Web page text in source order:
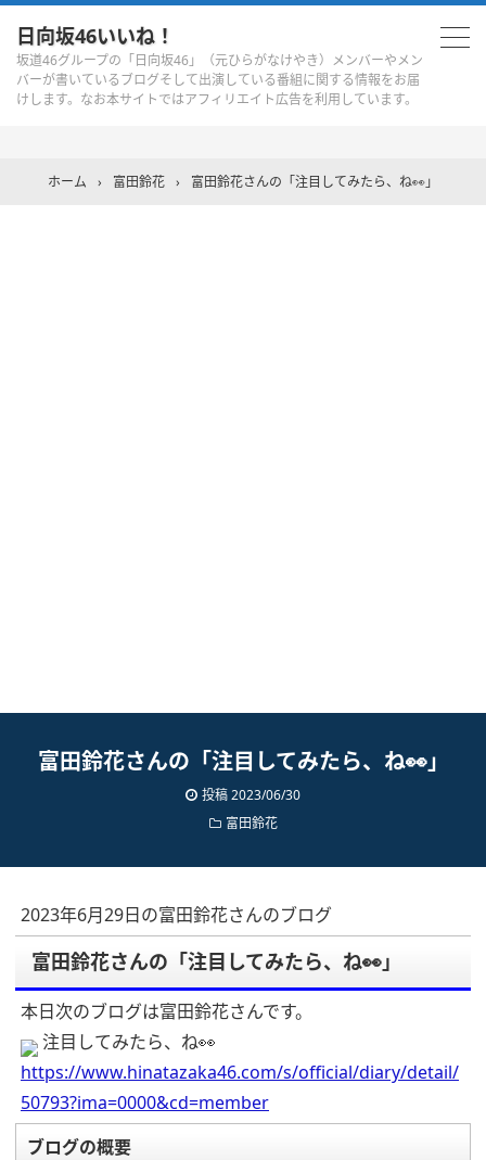
日向坂46いいね！
坂道46グループの「日向坂46」（元ひらがなけやき）メンバーやメン
バーが書いているブログそして出演している番組に関する情報をお届
けします。なお本サイトではアフィリエイト広告を利用しています。
ホーム › 富田鈴花 › 富田鈴花さんの「注目してみたら、ね👀」
富田鈴花さんの「注目してみたら、ね👀」
投稿2023/06/30
富田鈴花
2023年6月29日の富田鈴花さんのブログ
富田鈴花さんの「注目してみたら、ね👀」
本日次のブログは富田鈴花さんです。
注目してみたら、ね👀
https://www.hinatazaka46.com/s/official/diary/detail/
50793?ima=0000&cd=member
ブログの概要